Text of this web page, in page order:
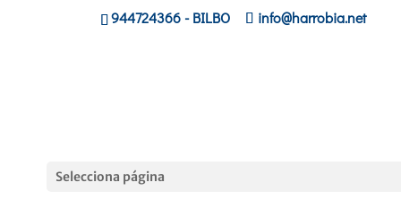
944724366- BILBO info@harrobia.net
Selecciona página